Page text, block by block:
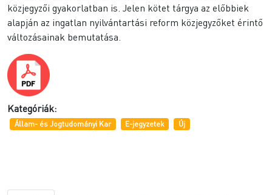
közjegyzői gyakorlatban is. Jelen kötet tárgya az előbbiek
alapján az ingatlan nyilvántartási reform közjegyzőket érintő
változásainak bemutatása.
Kategóriák:
Állam- és Jogtudományi Kar E-jegyzetek Új